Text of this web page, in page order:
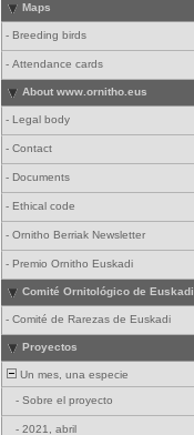
Maps
- Breeding birds
- Attendance cards
About www.ornitho.eus
- Legal body
- Contact
- Documents
- Ethical code
- Ornitho Berriak Newsletter
- Premio Ornitho Euskadi
Comité Ornitológico de Euskadi
- Comité de Rarezas de Euskadi
Proyectos
Un mes, una especie
- Sobre el proyecto
- 2021, abril